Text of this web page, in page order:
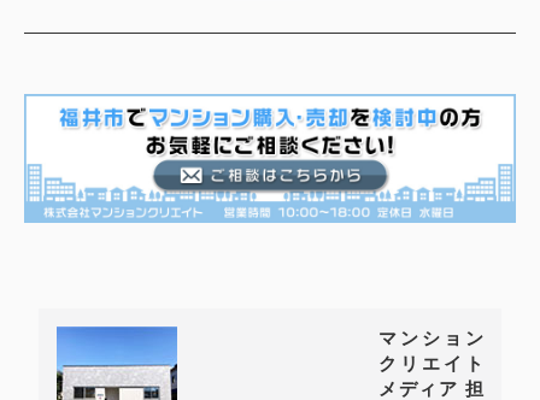
マンション
クリエイト
メディア 担